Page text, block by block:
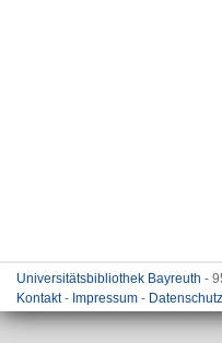
Universitätsbibliothek Bayreuth -
Kontakt- Impressum - Datenschutz